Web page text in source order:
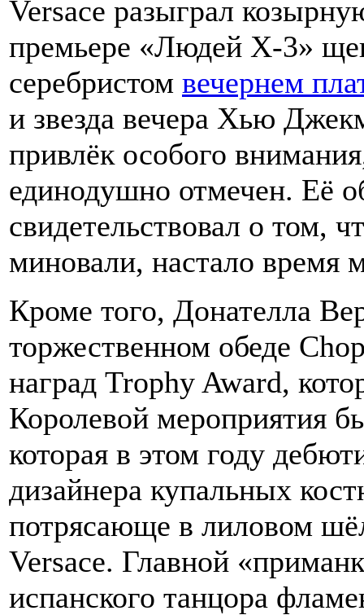
Versace разыграл
премьере «Людей Х-3»
серебристом вечернем
и звезда вечера Хью
привлёк особого
единодушно отмечен. Её
свидетельствовал о том,
миновали, настало время
Кроме того, Донателла
торжественном обеде
наград Trophy Award,
Королевой мероприятия
которая в этом году
дизайнера купальных
потрясающе в лиловом
Versace. Главной
испанского танцора